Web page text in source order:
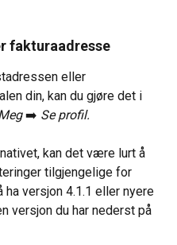
fakturaadresse
eller
din, kan du gjøre det i
➡️ Se profil.
kan det være lurt å
tilgjengelige for
ha versjon 4.1.1 eller nyere
versjon du har nederst på